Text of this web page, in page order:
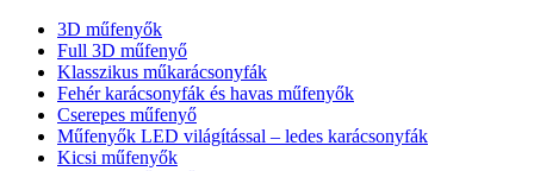
3D műfenyők
Full 3D műfenyő
Klasszikus műkarácsonyfák
Fehér karácsonyfák és havas műfenyők
Cserepes műfenyő
Műfenyők LED világítással – ledes karácsonyfák
Kicsi műfenyők